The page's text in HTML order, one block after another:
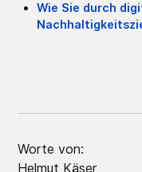
Wie Sie durch
Worte von:
Helmut Käser